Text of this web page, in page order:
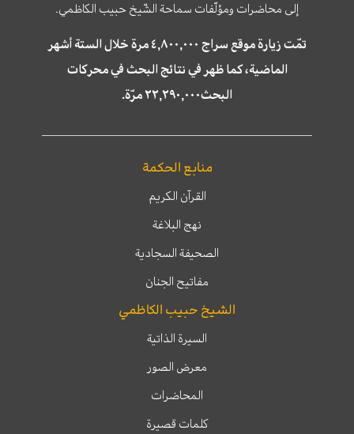
إلى محاضرات ومؤلّفات سماحة الشّيخ حبيب الكاظمي.
تمّت زيارة موقع سراج ٤,٨٠٠,٠٠٠ مرة خلال الستة أشهر
الماضية، كما ظهر في نتائج البحث في محركات
البحث٢٢,٢٩٠,٠٠٠ مرّة.
منابع الحكمة
القرآن الكريم
نهج البلاغة
الصحيفة السجادية
مفاتيح الجنان
الشيخ حبيب الكاظمي
السيرة الذاتية
معرض الصور
المحاضرات
كلمات قصيرة